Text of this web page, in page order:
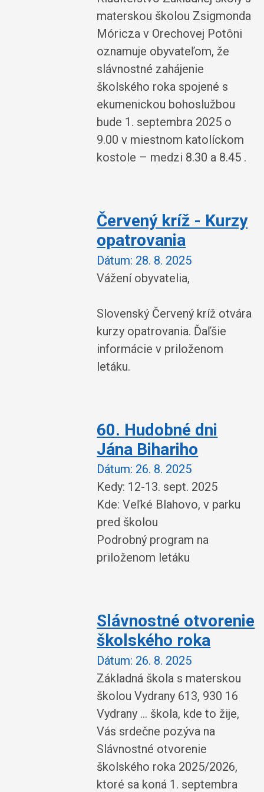
materskou školou Zsigmonda
Móricza v Orechovej Potôni
oznamuje obyvateľom, že
slávnostné zahájenie
školského roka spojené s
ekumenickou bohoslužbou
bude 1. septembra 2025 o
9.00 v miestnom katolíckom
kostole – medzi 8.30 a 8.45 .
Červený kríž - Kurzy
opatrovania
Dátum: 28. 8. 2025
Vážení obyvatelia,
Slovenský Červený kríž otvára
kurzy opatrovania. Ďaľšie
informácie v priloženom
letáku.
60. Hudobné dni
Jána Bihariho
Dátum: 26. 8. 2025
Kedy: 12-13. sept. 2025
Kde: Veľké Blahovo, v parku
pred školou
Podrobný program na
priloženom letáku
Slávnostné otvorenie
školského roka
Dátum: 26. 8. 2025
Základná škola s materskou
školou Vydrany 613, 930 16
Vydrany ... škola, kde to žije,
Vás srdečne pozýva na
Slávnostné otvorenie
školského roka 2025/2026,
ktoré sa koná 1. septembra